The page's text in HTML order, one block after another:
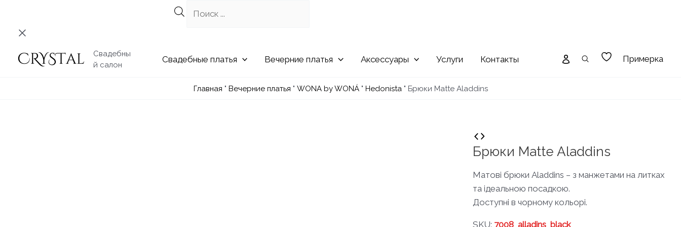
содержимому
Свадебны
й салон
Свадебные Вечерние Аксессуары Услуги Контакты Примерка
Главная " Вечерние платья " WONA by WONÁ" Hedonista " Брюки Matte Aladdins
Брюки Matte Aladdins
Матові брюки Aladdins – з манжетами на литках
та ідеальною посадкою.
Доступні в чорному кольорі.
SKU: 7008_alladins_black